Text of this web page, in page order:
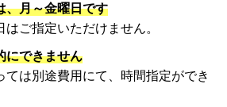
、月～金曜日です
ご指定いただけません。
にできません
ては別途費用にて、時間指定ができ